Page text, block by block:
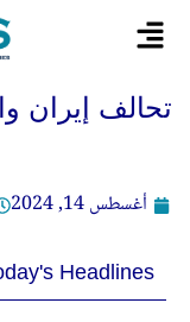
Flyout
تحالف إيران
أغسطس 14, 2024
Headlines